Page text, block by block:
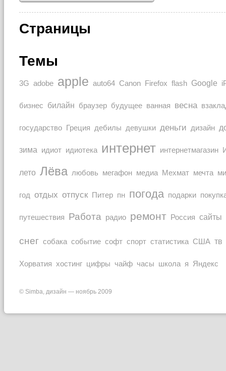
Страницы
Темы
3G adobe apple auto64 Canon Firefox flash Google
бизнес билайн браузер будущее ванная весна
государство Греция дебилы девушки деньги дизайн
зима идиот идиотека интернет интернетмагазин
лето Лёва любовь мегафон медиа Мехмат мечта
год отдых отпуск Питер пн погода подарки
путешествия Работа радио ремонт Россия сайты
снег собака событие софт спорт статистика США тв
Хорватия хостинг цифры чайф часы школа я Яндекс
© Simba, дизайн — ноябрь 2009